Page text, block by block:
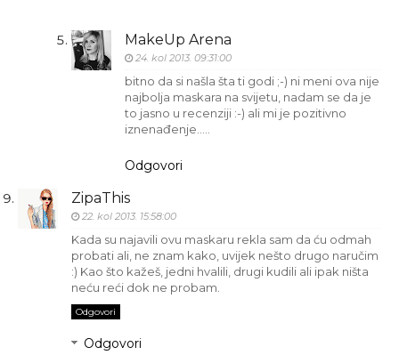
MakeUp Arena
24. kol 2013. 09:31:00
bitno da si našla šta ti godi ;-) ni meni ova nije
najbolja maskara na svijetu, nadam se da je
to jasno u recenziji :-) ali mi je pozitivno
iznenađenje.....
Odgovori
ZipaThis
22. kol 2013. 15:58:00
Kada su najavili ovu maskaru rekla sam da ću odmah
probati ali, ne znam kako, uvijek nešto drugo naručim
:) Kao što kažeš, jedni hvalili, drugi kudili ali ipak ništa
neću reći dok ne probam.
Odgovori
Odgovori